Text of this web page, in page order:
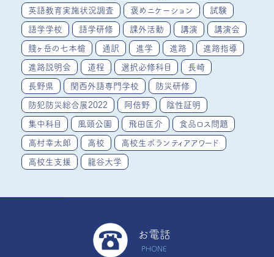
英語教育実施状況調査 褒めニケーション 試験
語学学校 語学研修 課外活動 講演 講演会
賤ヶ岳の七本槍 通訳 進学 進路 進路指導
進路説明会 道程 選択必修科目 長崎
長野県 関西外語専門学校 防災研修
防犯防災総合展2022 阿倍野 陰性証明
集中科目 風頭公園 飛田匡介 食品ロス問題
高村幸太郎 高校 高校生ボランティアアワード
高校生支援 龍谷大学
お電話
PHONE